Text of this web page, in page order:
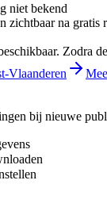
niet bekend
zichtbaar na gratis
Zodra
Vlaanderen
bij nieuwe